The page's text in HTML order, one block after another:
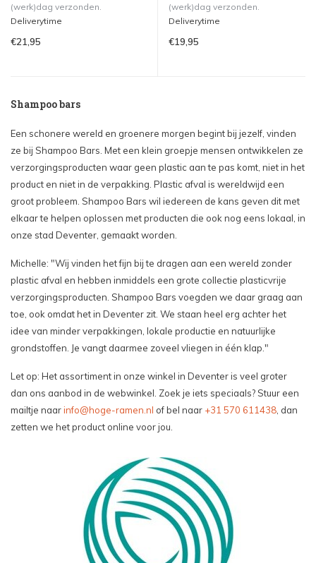
(werk)dag verzonden.
Deliverytime
€21,95
(werk)dag verzonden.
Deliverytime
€19,95
Shampoo bars
Een schonere wereld en groenere morgen begint bij jezelf, vinden
ze bij Shampoo Bars. Met een klein groepje mensen ontwikkelen ze
verzorgingsproducten waar geen plastic aan te pas komt, niet in het
product en niet in de verpakking. Plastic afval is wereldwijd een
groot probleem. Shampoo Bars wil iedereen de kans geven dit met
elkaar te helpen oplossen met producten die ook nog eens lokaal, in
onze stad Deventer, gemaakt worden.
Michelle: "Wij vinden het fijn bij te dragen aan een wereld zonder
plastic afval en hebben inmiddels een grote collectie plasticvrije
verzorgingsproducten. Shampoo Bars voegden we daar graag aan
toe, ook omdat het in Deventer zit. We staan heel erg achter het
idee van minder verpakkingen, lokale productie en natuurlijke
grondstoffen. Je vangt daarmee zoveel vliegen in één klap."
Let op: Het assortiment in onze winkel in Deventer is veel groter
dan ons aanbod in de webwinkel. Zoek je iets speciaals? Stuur een
mailtje naarinfo@hoge-ramen.nl of bel naar +31 570 611438 , dan
zetten we het product online voor jou.